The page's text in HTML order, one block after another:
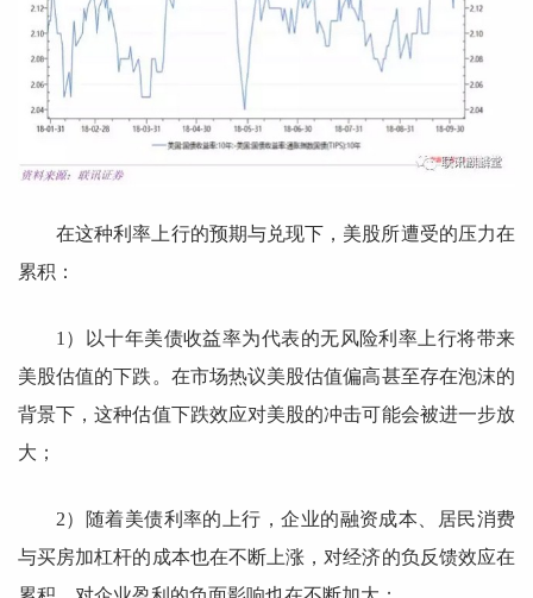
在这种利率上行的预期与兑现下，美股所遭受的压力在
累积：
1）以十年美债收益率为代表的无风险利率上行将带来
美股估值的下跌。在市场热议美股估值偏高甚至存在泡沫的
背景下，这种估值下跌效应对美股的冲击可能会被进一步放
大；
2）随着美债利率的上行，企业的融资成本、居民消费
与买房加杠杆的成本也在不断上涨，对经济的负反馈效应在